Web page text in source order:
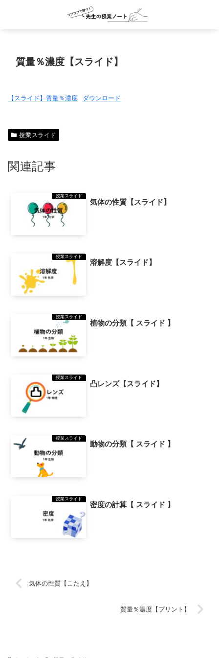
質量％濃度【スライド】
【スライド】質量％濃度 ダウンロード
授業スライド
関連記事
授業スライド
気体の性質【スライド】
授業スライド
溶解度【スライド】
授業スライド
植物の分類【 スライド 】
授業スライド
凸レンズ【スライド】
授業スライド
動物の分類【 スライド 】
授業スライド
密度の計算【 スライド 】
気体の性質【こたえ】
質量％濃度【プリント】